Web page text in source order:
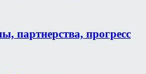
партнерства, прогресс